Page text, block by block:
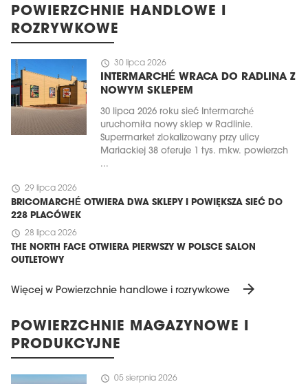
POWIERZCHNIE HANDLOWE I
ROZRYWKOWE
schedule 30 lipca 2026
INTERMARCHÉ WRACA DO RADLINA Z
NOWYM SKLEPEM
30 lipca 2026 roku sieć Intermarché
uruchomiła nowy sklep w Radlinie.
Supermarket zlokalizowany przy ulicy
Mariackiej 38 oferuje 1 tys. mkw. powierzch
...
schedule 29 lipca 2026
BRICOMARCHÉ OTWIERA DWA SKLEPY I POWIĘKSZA SIEĆ DO
228 PLACÓWEK
schedule 28 lipca 2026
THE NORTH FACE OTWIERA PIERWSZY W POLSCE SALON
OUTLETOWY
Więcej w Powierzchnie handlowe i rozrywkowe arrow_forward
POWIERZCHNIE MAGAZYNOWE I
PRODUKCYJNE
schedule 05 sierpnia 2026